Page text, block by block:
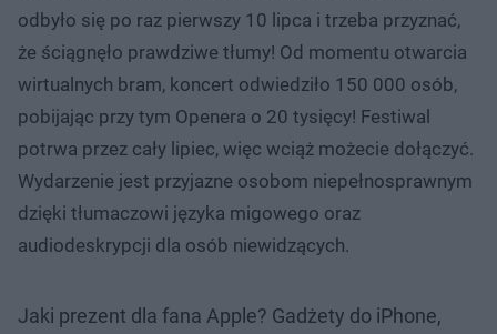
odbyło się po raz pierwszy 10 lipca i trzeba przyznać,
że ściągnęło prawdziwe tłumy! Od momentu otwarcia
wirtualnych bram, koncert odwiedziło 150 000 osób,
pobijając przy tym Openera o 20 tysięcy! Festiwal
potrwa przez cały lipiec, więc wciąż możecie dołączyć.
Wydarzenie jest przyjazne osobom niepełnosprawnym
dzięki tłumaczowi języka migowego oraz
audiodeskrypcji dla osób niewidzących.
Jaki prezent dla fana Apple? Gadżety do iPhone,